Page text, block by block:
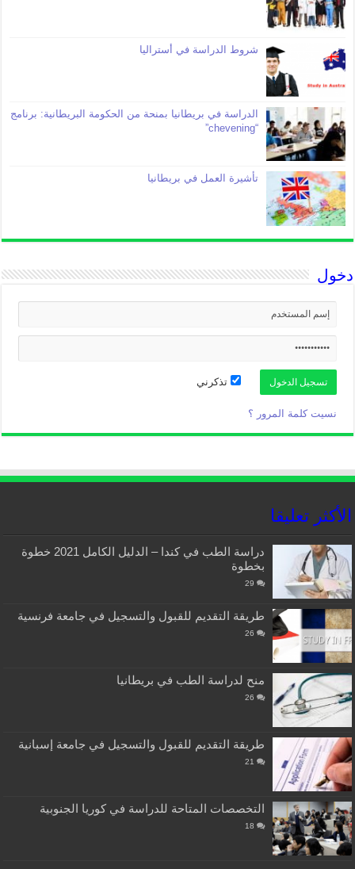
شروط الدراسة في أستراليا
الدراسة في بريطانيا بمنحة من الحكومة البريطانية: برنامج
“chevening”
تأشيرة العمل في بريطانيا
دخول
تذكرني
نسيت كلمة المرور ؟
الأكثر تعليقا
دراسة الطب في كندا – الدليل الكامل 2021 خطوة
بخطوة
29
طريقة التقديم للقبول والتسجيل في جامعة فرنسية
26
منح لدراسة الطب في بريطانيا
26
طريقة التقديم للقبول والتسجيل في جامعة إسبانية
21
التخصصات المتاحة للدراسة في كوريا الجنوبية
18